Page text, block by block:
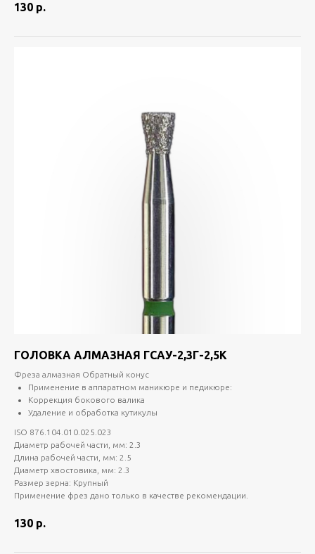
130 р.
ГОЛОВКА АЛМАЗНАЯ ГСАУ-2,3Г-2,5К
Фреза алмазная Обратный конус
Применение в аппаратном маникюре и педикюре:
Коррекция бокового валика
Удаление и обработка кутикулы
ISO 876.104.010.025.023
Диаметр рабочей части, мм: 2.3
Длина рабочей части, мм: 2.5
Диаметр хвостовика, мм: 2.3
Размер зерна: Крупный
Применение фрез дано только в качестве рекомендации.
130 р.